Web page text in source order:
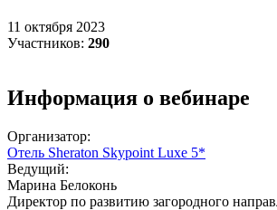
11 октября 2023
Участников: 290
Информация о вебинаре
Организатор:
Отель Sheraton Skypoint Luxe 5*
Ведущий:
Марина Белоконь
Директор по развитию загородного